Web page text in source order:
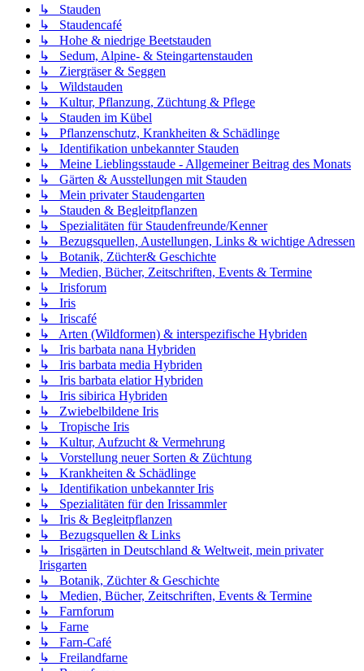
↳ Stauden
↳ Staudencafé
↳ Hohe & niedrige Beetstauden
↳ Sedum, Alpine- & Steingartenstauden
↳ Ziergräser & Seggen
↳ Wildstauden
↳ Kultur, Pflanzung, Züchtung & Pflege
↳ Stauden im Kübel
↳ Pflanzenschutz, Krankheiten & Schädlinge
↳ Identifikation unbekannter Stauden
↳ Meine Lieblingsstaude - Allgemeiner Beitrag des Monats
↳ Gärten & Ausstellungen mit Stauden
↳ Mein privater Staudengarten
↳ Stauden & Begleitpflanzen
↳ Spezialitäten für Staudenfreunde/Kenner
↳ Bezugsquellen, Austellungen, Links & wichtige Adressen
↳ Botanik, Züchter& Geschichte
↳ Medien, Bücher, Zeitschriften, Events & Termine
↳ Irisforum
↳ Iris
↳ Iriscafé
↳ Arten (Wildformen) & interspezifische Hybriden
↳ Iris barbata nana Hybriden
↳ Iris barbata media Hybriden
↳ Iris barbata elatior Hybriden
↳ Iris sibirica Hybriden
↳ Zwiebelbildene Iris
↳ Tropische Iris
↳ Kultur, Aufzucht & Vermehrung
↳ Vorstellung neuer Sorten & Züchtung
↳ Krankheiten & Schädlinge
↳ Identifikation unbekannter Iris
↳ Spezialitäten für den Irissammler
↳ Iris & Begleitpflanzen
↳ Bezugsquellen & Links
↳ Irisgärten in Deutschland & Weltweit, mein privater
Irisgarten
↳ Botanik, Züchter & Geschichte
↳ Medien, Bücher, Zeitschriften, Events & Termine
↳ Farnforum
↳ Farne
↳ Farn-Café
↳ Freilandfarne